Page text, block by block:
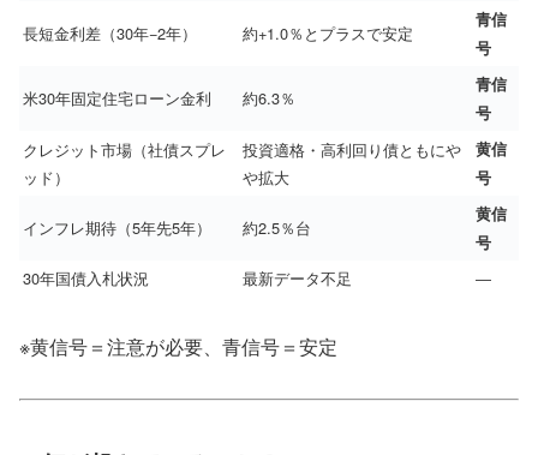
長短金利差（30年−2年） 約+1.0％とプラスで安定
青信
号
米30年固定住宅ローン金利 約6.3％
青信
号
クレジット市場（社債スプレ
ッド）
投資適格・高利回り債ともにや
や拡大
黄信
号
インフレ期待（5年先5年） 約2.5％台
黄信
号
30年国債入札状況 最新データ不足 ―
※黄信号＝注意が必要、青信号＝安定